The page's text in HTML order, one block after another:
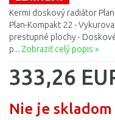
Kermi doskový radiátor
Plan-Kompakt 22 -
prestupné plochy -
p... Zobraziť celý popis »
333,26
Nie je skladom